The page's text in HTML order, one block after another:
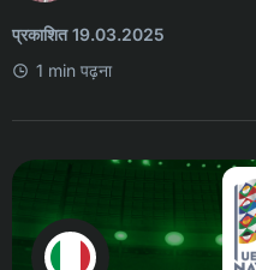
प्रकाशित 19.03.2025
1 min पढ़ना